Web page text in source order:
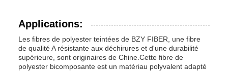
Applications:
Les fibres de polyester teintées de BZY FIBER, une fibre
de qualité A résistante aux déchirures et d'une durabilité
supérieure, sont originaires de Chine.Cette fibre de
polyester bicomposante est un matériau polyvalent adapté